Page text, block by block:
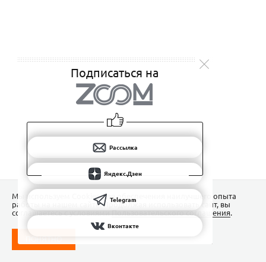
Подписаться на
Рассылка
Яндекс.Дзен
Telegram
Вконтакте
Мы используем Сookies для обеспечения наилучшего опыта
работы на нашем сайте. Продолжая использовать сайт, вы
соглашаетесь с условиямиПользовательского соглашения.
ПОНЯТНО